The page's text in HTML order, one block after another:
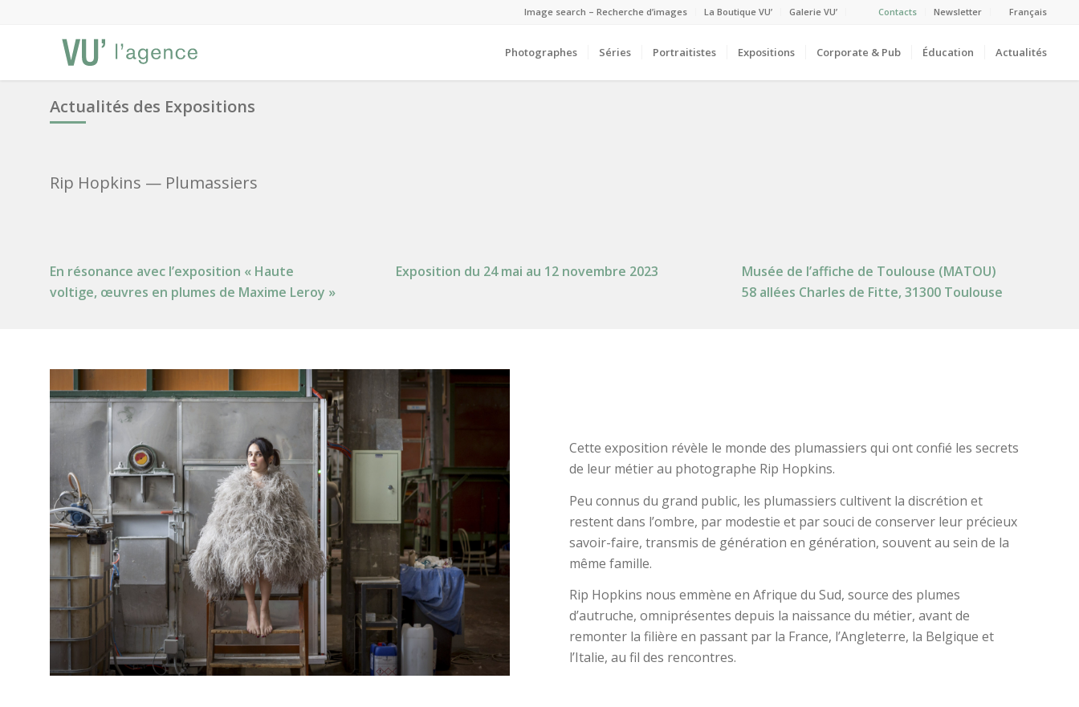
Image search – Recherche d’images La Boutique VU’ Galerie VU’ Contacts Newsletter Français
Photographes Séries Portraitistes Expositions Corporate & Pub Éducation Actualités
Actualités des Expositions
Rip Hopkins — Plumassiers
En résonance avec l’exposition « Haute
voltige, œuvres en plumes de Maxime Leroy »
Exposition du 24 mai au 12 novembre 2023
Musée de l’affiche de Toulouse (MATOU)
58 allées Charles de Fitte, 31300 Toulouse
Cette exposition révèle le monde des plumassiers qui ont confié les secrets
de leur métier au photographe Rip Hopkins.
Peu connus du grand public, les plumassiers cultivent la discrétion et
restent dans l’ombre, par modestie et par souci de conserver leur précieux
savoir-faire, transmis de génération en génération, souvent au sein de la
même famille.
Rip Hopkins nous emmène en Afrique du Sud, source des plumes
d’autruche, omniprésentes depuis la naissance du métier, avant de
remonter la filière en passant par la France, l’Angleterre, la Belgique et
l’Italie, au fil des rencontres.